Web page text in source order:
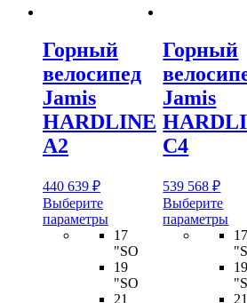
Горный
велосипед
Jamis
HARDLINE
A2
440 639 ₽
Выберите
параметрыЭтот
товар
имеет
несколько
вариаций.
Опции
17
"SO
19
"SO
21
Горный
Jamis
C4
539 568₽
Выберите
параметры
17
19
21